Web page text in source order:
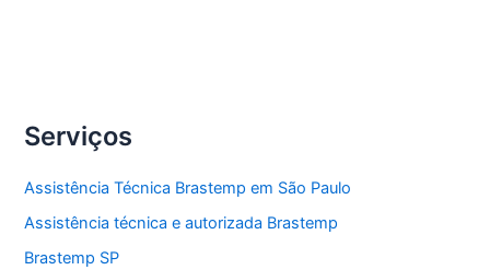
Brastemp
Serviços
Assistência Técnica Brastemp em São Paulo
Assistência técnica e autorizada Brastemp
Brastemp SP